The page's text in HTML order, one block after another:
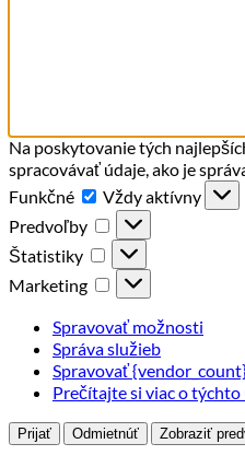
Na poskytovanie tých
spracovávať údaje, ako je
Funkčné
Funkčné
Vždy aktívny
Predvoľby
Predvoľby
Štatistiky
Štatistiky
Marketing
Marketing
Spravovať možnosti
Správa služieb
Spravovať
Prečítajte si viac o týchto
Prijať Odmietnúť Zobraziť